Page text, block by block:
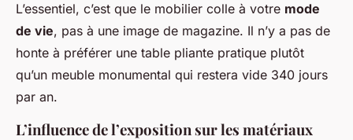
L’essentiel, c’est que le mobilier colle à votre mode
de vie, pas à une image de magazine. Il n’y a pas de
honte à préférer une table pliante pratique plutôt
qu’un meuble monumental qui restera vide 340 jours
par an.
L’influence de l’exposition sur les matériaux